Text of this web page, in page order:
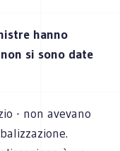
hanno
si sono date
- non avevano